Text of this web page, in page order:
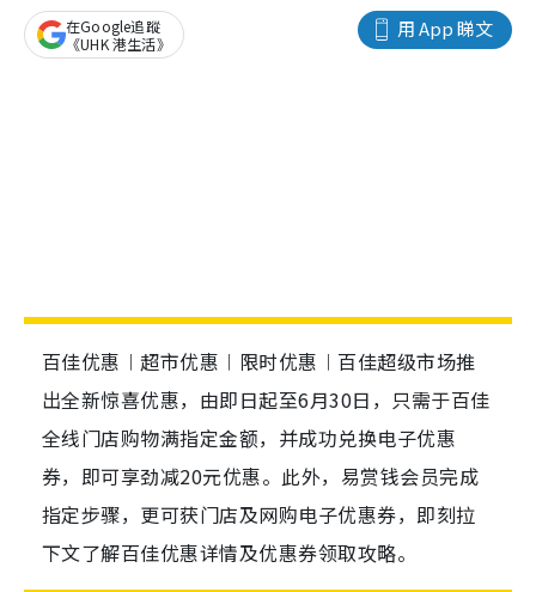
用 App 睇文
在Google追蹤
《UHK 港生活》
百佳优惠︱超市优惠︱限时优惠︱百佳超级市场推
出全新惊喜优惠，由即日起至6月30日，只需于百佳
全线门店购物满指定金额，并成功兑换电子优惠
券，即可享劲减20元优惠。此外，易赏钱会员完成
指定步骤，更可获门店及网购电子优惠券，即刻拉
下文了解百佳优惠详情及优惠券领取攻略。